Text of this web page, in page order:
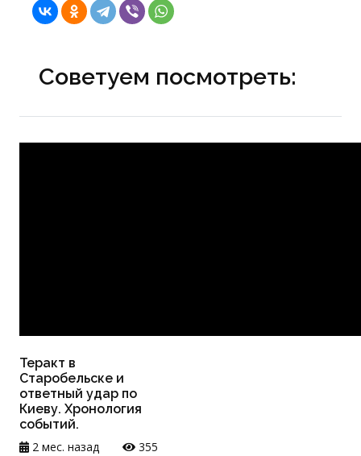
Советуем посмотреть:
Теракт в
Старобельске и
ответный удар по
Киеву. Хронология
событий.
2 мес. назад
355